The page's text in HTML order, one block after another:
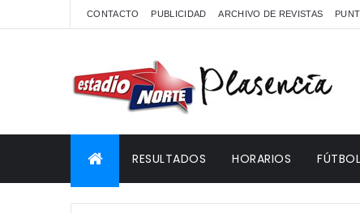
CONTACTO PUBLICIDAD ARCHIVO DE REVISTAS
RESULTADOS HORARIOS FÚTBOL